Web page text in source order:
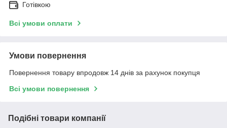
Готівкою
Всі умови оплати
Умови повернення
Повернення товару впродовж 14 днів за рахунок покупця
Всі умови повернення
Подібні товари компанії